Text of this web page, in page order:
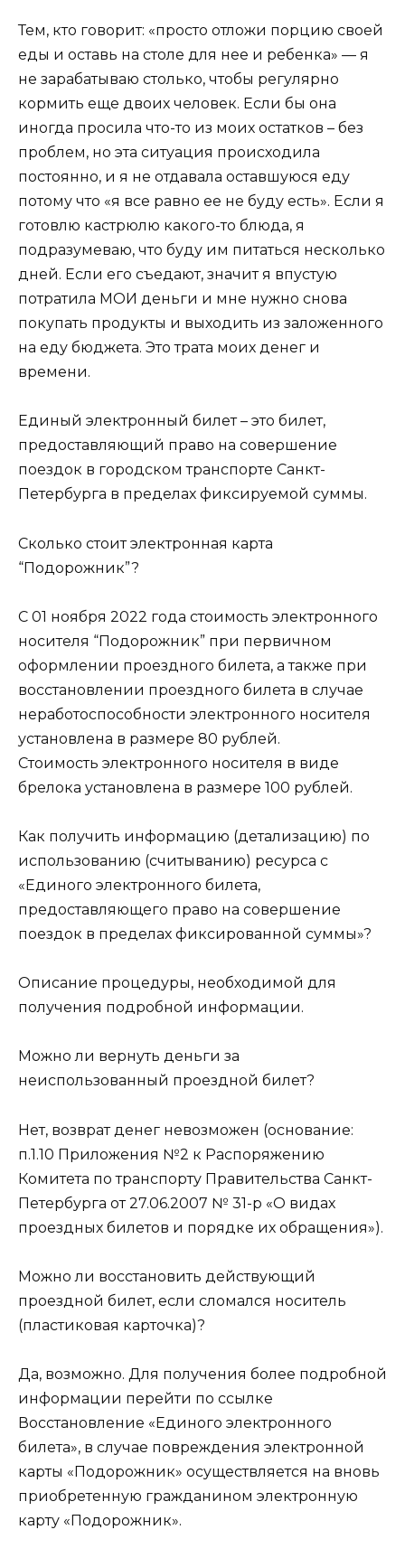
Тем, кто говорит: «просто отложи порцию своей
еды и оставь на столе для нее и ребенка» — я
не зарабатываю столько, чтобы регулярно
кормить еще двоих человек. Если бы она
иногда просила что-то из моих остатков – без
проблем, но эта ситуация происходила
постоянно, и я не отдавала оставшуюся еду
потому что «я все равно ее не буду есть». Если я
готовлю кастрюлю какого-то блюда, я
подразумеваю, что буду им питаться несколько
дней. Если его съедают, значит я впустую
потратила МОИ деньги и мне нужно снова
покупать продукты и выходить из заложенного
на еду бюджета. Это трата моих денег и
времени.
Единый электронный билет – это билет,
предоставляющий право на совершение
поездок в городском транспорте Санкт-
Петербурга в пределах фиксируемой суммы.
Сколько стоит электронная карта
“Подорожник”?
С 01 ноября 2022 года стоимость электронного
носителя “Подорожник” при первичном
оформлении проездного билета, а также при
восстановлении проездного билета в случае
неработоспособности электронного носителя
установлена в размере 80 рублей.
Стоимость электронного носителя в виде
брелока установлена в размере 100 рублей.
Как получить информацию (детализацию) по
использованию (считыванию) ресурса с
«Единого электронного билета,
предоставляющего право на совершение
поездок в пределах фиксированной суммы»?
Описание процедуры, необходимой для
получения подробной информации.
Можно ли вернуть деньги за
неиспользованный проездной билет?
Нет, возврат денег невозможен (основание:
п.1.10 Приложения №2 к Распоряжению
Комитета по транспорту Правительства Санкт-
Петербурга от 27.06.2007 № 31-р «О видах
проездных билетов и порядке их обращения»).
Можно ли восстановить действующий
проездной билет, если сломался носитель
(пластиковая карточка)?
Да, возможно. Для получения более подробной
информации перейти по ссылке
Восстановление «Единого электронного
билета», в случае повреждения электронной
карты «Подорожник» осуществляется на вновь
приобретенную гражданином электронную
карту «Подорожник».